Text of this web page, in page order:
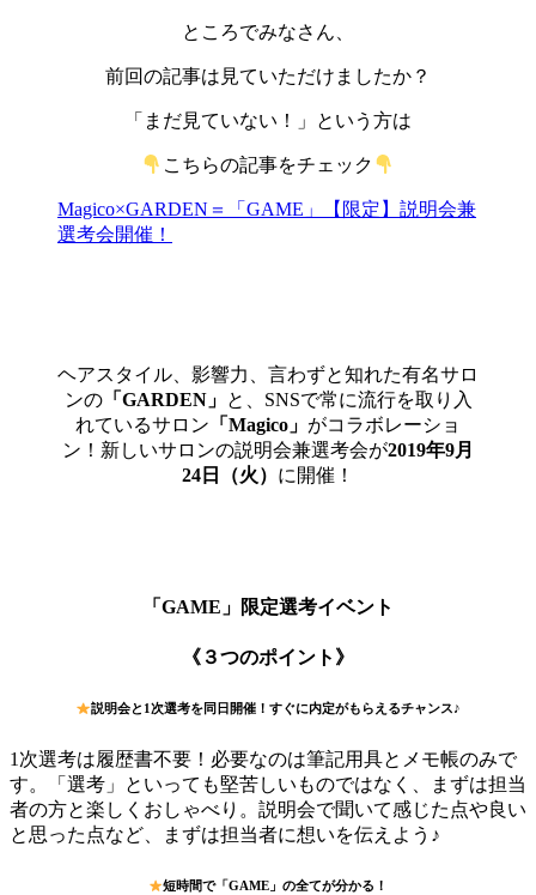
ところでみなさん、
前回の記事は見ていただけましたか？
「まだ見ていない！」という方は
こちらの記事をチェック
Magico×GARDEN＝「GAME」【限定】説明会兼
選考会開催！
ヘアスタイル、影響力、言わずと知れた有名サロ
ンの「GARDEN」 と、SNSで常に流行を取り入
れているサロン 「Magico」 がコラボレーショ
ン！新しいサロンの説明会兼選考会が2019年9月
24日（火） に開催！
「GAME」限定選考イベント
《３つのポイント》
説明会と1次選考を同日開催！すぐに内定がもらえるチャンス♪
1次選考は履歴書不要！必要なのは筆記用具とメモ帳のみで
す。「選考」といっても堅苦しいものではなく、まずは担当
者の方と楽しくおしゃべり。説明会で聞いて感じた点や良い
と思った点など、まずは担当者に想いを伝えよう♪
短時間で「GAME」の全てが分かる！